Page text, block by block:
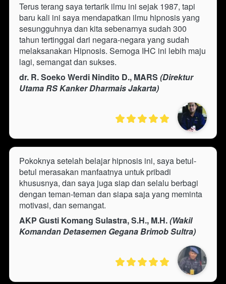
Terus terang saya tertarik ilmu ini sejak 1987, tapi
baru kali ini saya mendapatkan ilmu hipnosis yang
sesungguhnya dan kita sebenarnya sudah 300
tahun tertinggal dari negara-negara yang sudah
melaksanakan Hipnosis. Semoga IHC ini lebih maju
lagi, semangat dan sukses.
dr. R. Soeko Werdi Nindito D., MARS (Direktur
Utama RS Kanker Dharmais Jakarta)
Pokoknya setelah belajar hipnosis ini, saya betul-
betul merasakan manfaatnya untuk pribadi
khususnya, dan saya juga siap dan selalu berbagi
dengan teman-teman dan siapa saja yang meminta
motivasi, dan semangat.
AKP Gusti Komang Sulastra, S.H., M.H. (Wakil
Komandan Detasemen Gegana Brimob Sultra)